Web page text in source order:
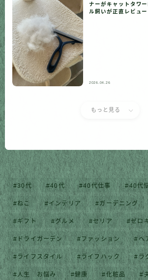
ナーがキャットタワ
ル飼いが正直レビュー
2026.04.26
もっと見る
30代 40代 40代仕事 40代
ねこ インテリア ガーデニング
ギフト グルメ セリア ゼロ
ドライガーデン ファッション ヘ
ライフスタイル ライフハック ラ
人生 お悩み 健康 化粧品